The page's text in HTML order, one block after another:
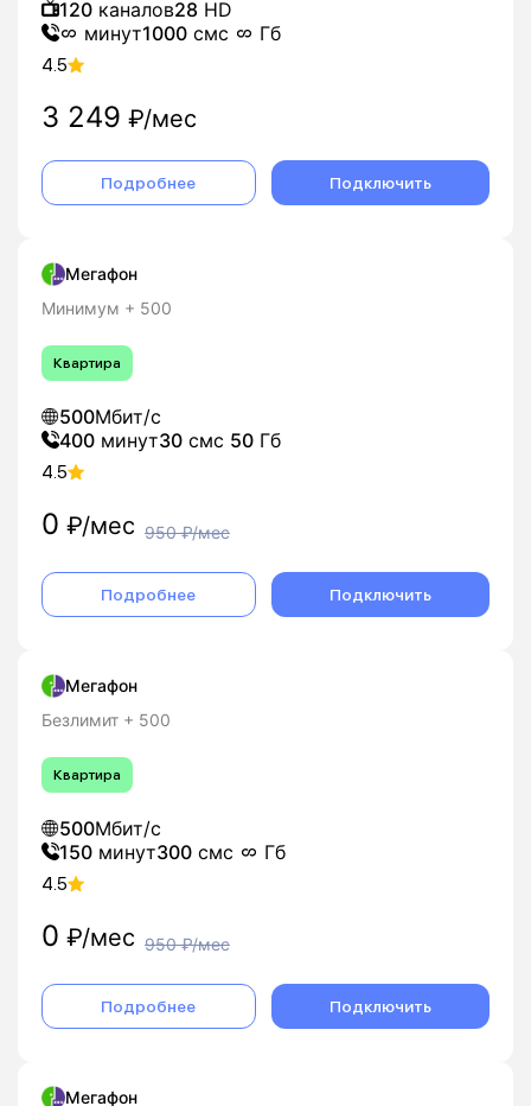
120 каналов28 HD
минут1000 смс Гб
4.5
3 249 ₽/мес
Подробнее Подключить
Мегафон
Минимум + 500
Квартира
500Мбит/с
400 минут30 смс 50 Гб
4.5
0 ₽/мес 950₽/мес
Подробнее Подключить
Мегафон
Безлимит + 500
Квартира
500Мбит/с
150 минут300 смс Гб
4.5
0 ₽/мес 950₽/мес
Подробнее Подключить
Мегафон